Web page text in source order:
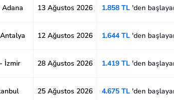
13 Ağustos 2026 1.858 TL'den
12 Ağustos 2026 1.644 TL'den
İzmir 28 Ağustos 2026 1.419 TL'den
25 Ağustos 2026 4.675 TL'den